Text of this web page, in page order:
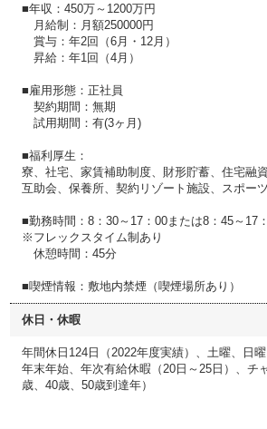
■年収：450万～1200万円
月給制：月額250000円
賞与：年2回（6月・12月）
昇給：年1回（4月）
■雇用形態：正社員
契約期間：無期
試用期間：有(3ヶ月)
■福利厚生：
寮、社宅、家賃補助制度、財形貯蓄、住宅融
互助会、保養所、契約リゾート施設、スポー
■勤務時間：8：30～17：00または8：45～17
※フレックスタイム制あり
休憩時間：45分
■喫煙情報：敷地内禁煙（喫煙場所あり）
休日・休暇
年間休日124日（2022年度実績）、土曜、日曜
年末年始、年次有給休暇（20日～25日）、チ
歳、40歳、50歳到達年）